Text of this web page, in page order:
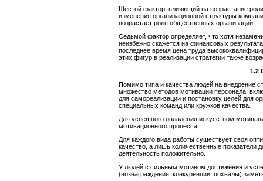
Шестой фактор, влияющий на возрастание
изменения организационной структуры
возрастает роль общественных организаций.
Седьмой фактор определяет, что хотя
неизбежно скажется на финансовых
последнее время цена труда
этих фигур в реализации стратегии также
1.2
Помимо типа и качества людей на внедрение
множество методов мотивации персонала,
для самореализации и постановку целей для
специальных команд или кружков качества.
Для успешного овладения искусством
мотивационного процесса.
Для каждого вида работы существует своя
качество, а лишь количественные
деятельность положительно.
У людей с сильным мотивом достижения и
(вознаграждения, конкуренции, похвалы)